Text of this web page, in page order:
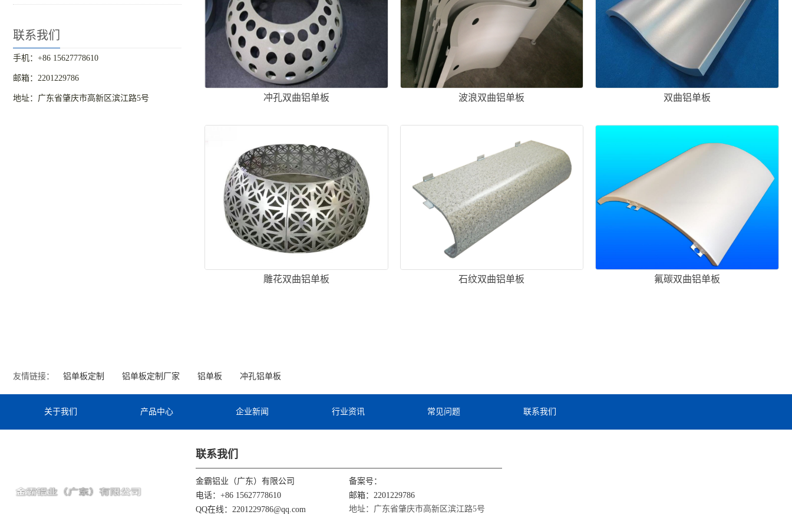
联系我们
手机：+86 15627778610
邮箱：2201229786
地址：广东省肇庆市高新区滨江路5号 冲孔双曲铝单板 波浪双曲铝单板 双曲铝单板
雕花双曲铝单板 石纹双曲铝单板 氟碳双曲铝单板
友情链接： 铝单板定制 铝单板定制厂家 铝单板 冲孔铝单板
关于我们 产品中心 企业新闻 行业资讯 常见问题 联系我们
联系我们
金霸铝业（广东）有限公司
备案号：
电话：+86 15627778610
邮箱：2201229786
QQ在线：2201229786@qq.com
地址：广东省肇庆市高新区滨江路5号